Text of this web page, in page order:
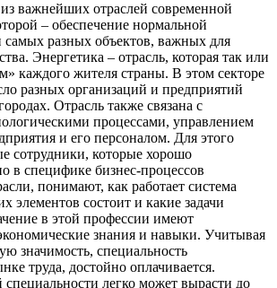
важнейших отраслей современной
– обеспечение нормальной
самых разных объектов, важных для
Энергетика – отрасль, которая так или
каждого жителя страны. В этом секторе
разных организаций и предприятий
Отрасль также связана с
процессами, управлением
и его персоналом. Для этого
сотрудники, которые хорошо
в специфике бизнес-процессов
понимают, как работает система
элементов состоит и какие задачи
в этой профессии имеют
знания и навыки. Учитывая
значимость, специальность
труда, достойно оплачивается.
легко может вырасти до